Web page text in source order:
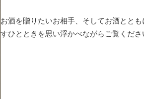
お酒を贈りたいお相手、そしてお酒ととも
すひとときを思い浮かべながらご覧くださ